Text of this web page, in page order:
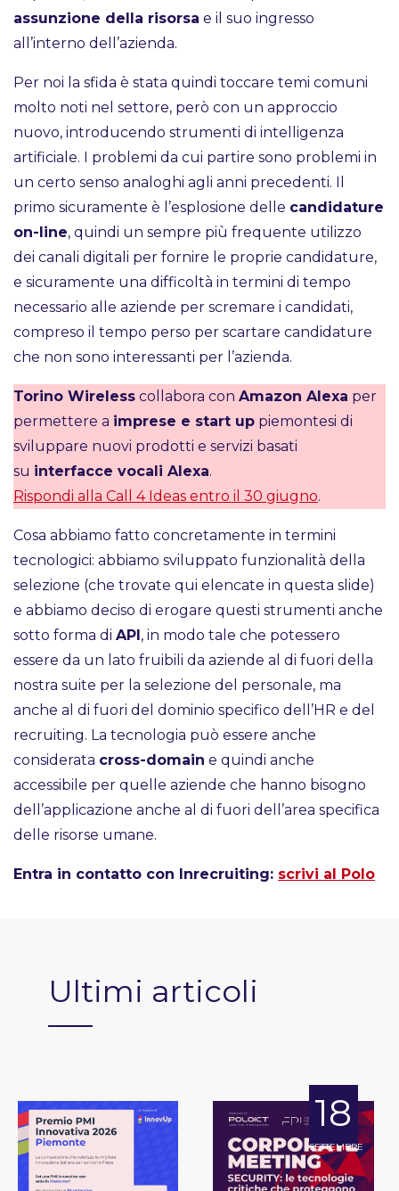
assunzione della risorsa e il suo ingresso
all’interno dell’azienda.
Per noi la sfida è stata quindi toccare temi comuni
molto noti nel settore, però con un approccio
nuovo, introducendo strumenti di intelligenza
artificiale. I problemi da cui partire sono problemi in
un certo senso analoghi agli anni precedenti. Il
primo sicuramente è l’esplosione delle candidature
on-line, quindi un sempre più frequente utilizzo
dei canali digitali per fornire le proprie candidature,
e sicuramente una difficoltà in termini di tempo
necessario alle aziende per scremare i candidati,
compreso il tempo perso per scartare candidature
che non sono interessanti per l’azienda.
Torino Wireless collabora con Amazon Alexa per
permettere a imprese e start up piemontesi di
sviluppare nuovi prodotti e servizi basati
su interfacce vocali Alexa.
Rispondi alla Call 4 Ideas entro il 30 giugno.
Cosa abbiamo fatto concretamente in termini
tecnologici: abbiamo sviluppato funzionalità della
selezione (che trovate qui elencate in questa slide)
e abbiamo deciso di erogare questi strumenti anche
sotto forma di API, in modo tale che potessero
essere da un lato fruibili da aziende al di fuori della
nostra suite per la selezione del personale, ma
anche al di fuori del dominio specifico dell’HR e del
recruiting. La tecnologia può essere anche
considerata cross-domain e quindi anche
accessibile per quelle aziende che hanno bisogno
dell’applicazione anche al di fuori dell’area specifica
delle risorse umane.
Entra in contatto con Inrecruiting: scrivi al Polo
Ultimi articoli
18
SETTEMBRE